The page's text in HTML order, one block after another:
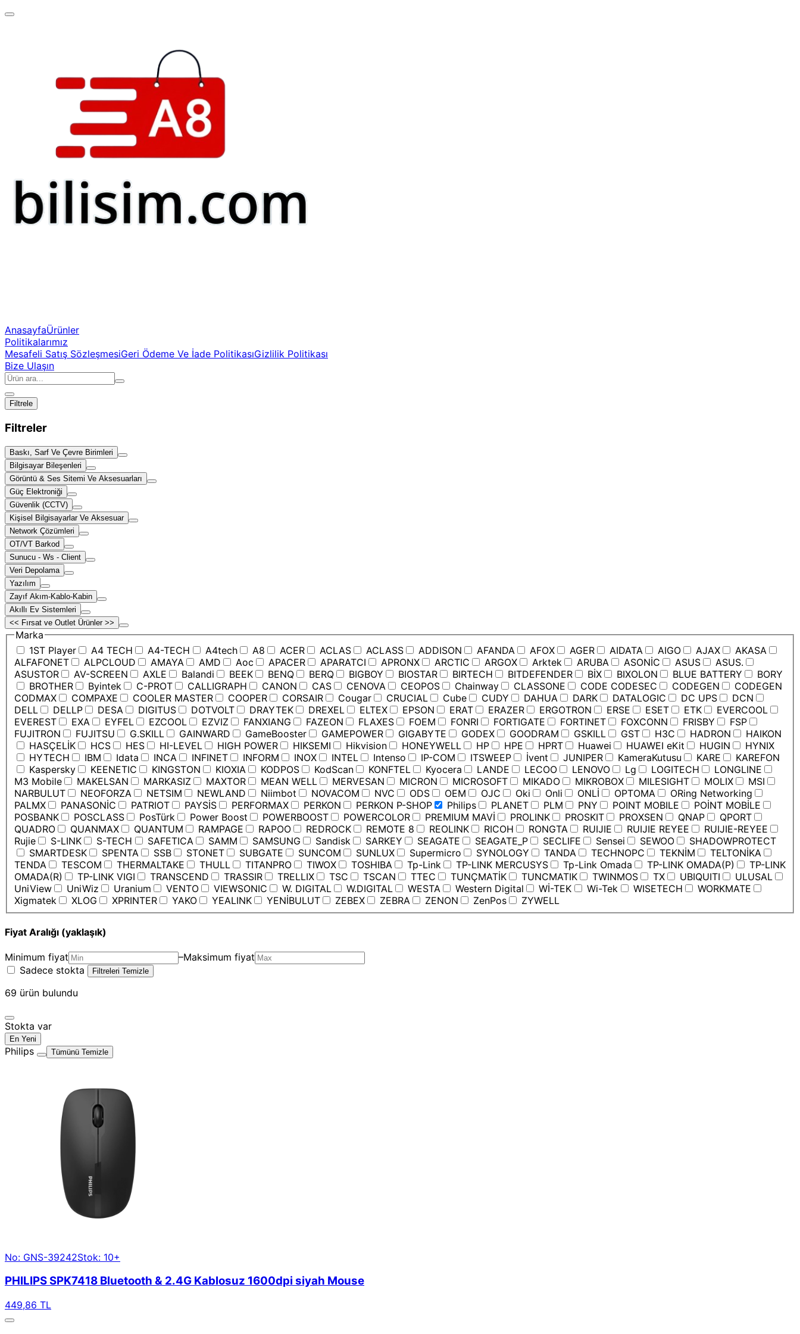
AnasayfaÜrünler
Politikalarımız
Mesafeli Satış SözleşmesiGeri Ödeme Ve İade PolitikasıGizlilik Politikası
Bize Ulaşın
Filtrele
Filtreler
Baskı, Sarf Ve Çevre Birimleri
Bilgisayar Bileşenleri
Görüntü & Ses Sitemi Ve Aksesuarları
Güç Elektroniği
Güvenlik (CCTV)
Kişisel Bilgisayarlar Ve Aksesuar
Network Çözümleri
OT/VT Barkod
Sunucu - Ws - Client
Veri Depolama
Yazılım
Zayıf Akım-Kablo-Kabin
Akıllı Ev Sistemleri
<< Fırsat ve Outlet Ürünler >>
Marka
1ST Player
A4 TECH A4-TECH A4tech A8 ACER ACLAS ACLASS ADDISON AFANDA AFOX AGER AIDATA AIGO AJAX
AKASA
ALFAFONET
ALPCLOUD AMAYA AMD Aoc APACER APARATCI APRONX ARCTIC ARGOX Arktek ARUBA ASONİC ASUS
ASUS.
ASUSTOR
AV-SCREEN AXLE Balandi BEEK BENQ BERQ BIGBOY BIOSTAR BIRTECH BITDEFENDER BİX BIXOLON BLUE BATTERY
BORY
BROTHER
Byintek C-PROT CALLIGRAPH CANON CAS CENOVA CEOPOS Chainway CLASSONE CODE CODESEC CODEGEN
CODEGEN
CODMAX
COMPAXE COOLER MASTER COOPER CORSAIR Cougar CRUCIAL Cube CUDY DAHUA DARK DATALOGIC DC UPS
DCN
DELL
DELLP DESA DIGITUS DOTVOLT DRAYTEK DREXEL ELTEX EPSON ERAT ERAZER ERGOTRON ERSE ESET ETK
EVERCOOL
EVEREST
EXA EYFEL EZCOOL EZVIZ FANXIANG FAZEON FLAXES FOEM FONRI FORTIGATE FORTINET FOXCONN FRISBY
FSP
FUJITRON
FUJITSU G.SKILL GAINWARD GameBooster GAMEPOWER GIGABYTE GODEX GOODRAM GSKILL GST H3C HADRON
HAIKON
HASÇELİK
HCS HES HI-LEVEL HIGH POWER HIKSEMI Hikvision HONEYWELL HP HPE HPRT Huawei HUAWEI eKit HUGIN
HYNIX
HYTECH
IBM Idata INCA INFINET INFORM INOX INTEL Intenso IP-COM ITSWEEP İvent JUNIPER KameraKutusu KARE
KAREFON
Kaspersky
KEENETIC KINGSTON KIOXIA KODPOS KodScan KONFTEL Kyocera LANDE LECOO LENOVO Lg LOGITECH
LONGLINE
M3 Mobile
MAKELSAN MARKASIZ MAXTOR MEAN WELL MERVESAN MICRON MICROSOFT MIKADO MIKROBOX MILESIGHT MOLIX
MSI
NARBULUT
NEOFORZA NETSIM NEWLAND Niimbot NOVACOM NVC ODS OEM OJC Oki Onli ONLİ OPTOMA
ORing Networking
PALMX
PANASONİC PATRIOT PAYSİS PERFORMAX PERKON PERKON P-SHOP Philips PLANET PLM PNY POINT MOBILE
POİNT MOBİLE
POSBANK
POSCLASS PosTürk Power Boost POWERBOOST POWERCOLOR PREMIUM MAVİ PROLINK PROSKIT PROXSEN QNAP
QPORT
QUADRO
QUANMAX QUANTUM RAMPAGE RAPOO REDROCK REMOTE 8 REOLINK RICOH RONGTA RUIJIE RUIJIE REYEE
RUIJIE-REYEE
Rujie
S-LINK S-TECH SAFETICA SAMM SAMSUNG Sandisk SARKEY SEAGATE SEAGATE_P SECLIFE Sensei SEWOO
SHADOWPROTECT
SMARTDESK
SPENTA SSB STONET SUBGATE SUNCOM SUNLUX Supermicro SYNOLOGY TANDA TECHNOPC TEKNİM
TELTONİKA
TENDA
TESCOM THERMALTAKE THULL TITANPRO TIWOX TOSHIBA Tp-Link TP-LINK MERCUSYS Tp-Link Omada TP-LINK OMADA(P)
TP-LINK
OMADA(R)
TP-LINK VIGI TRANSCEND TRASSIR TRELLIX TSC TSCAN TTEC TUNÇMATİK TUNCMATIK TWINMOS TX UBIQUITI
ULUSAL
UniView
UniWiz Uranium VENTO VIEWSONIC W. DIGITAL W.DIGITAL WESTA Western Digital Wİ-TEK Wi-Tek WISETECH
WORKMATE
Xigmatek
XLOG XPRINTER YAKO YEALINK YENİBULUT ZEBEX ZEBRA ZENON ZenPos ZYWELL
Fiyat Aralığı (yaklaşık)
Minimum fiyat –Maksimum fiyat
Sadece stokta
Filtreleri Temizle
69 ürün bulundu
Stokta var
En Yeni
Philips Tümünü Temizle
No: GNS-39242Stok: 10+
PHILIPS SPK7418 Bluetooth & 2.4G Kablosuz 1600dpi siyah Mouse
449,86 TL